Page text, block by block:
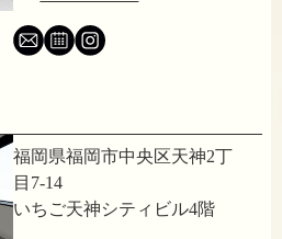
福岡県福岡市中央区天神2丁
目7-14
いちご天神シティビル4階